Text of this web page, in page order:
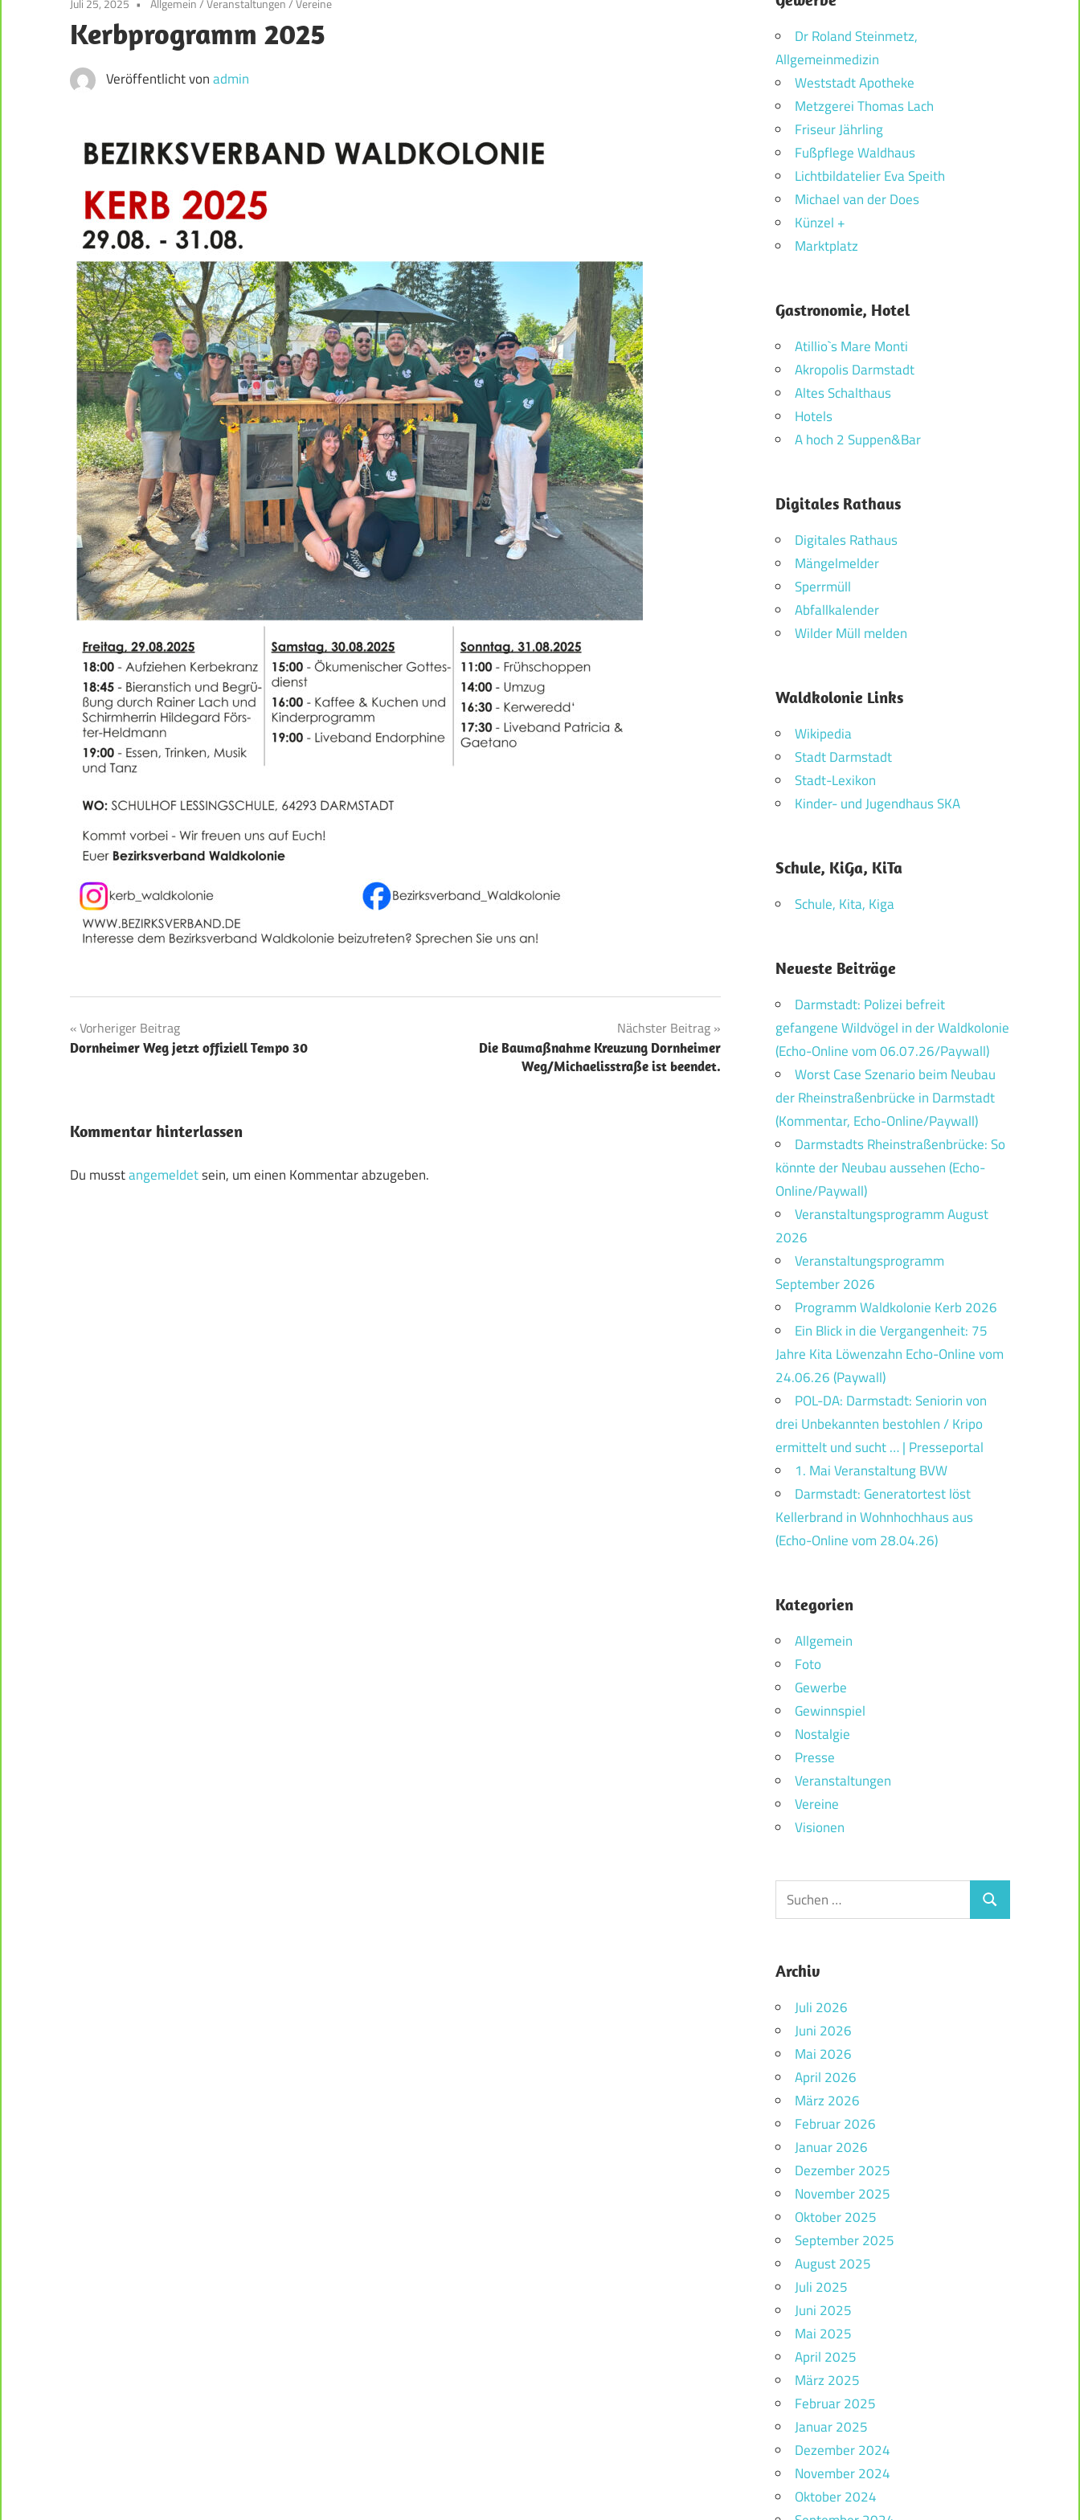
der
Weststadt
Darmstadt
Kerbprogramm 2025
Veröffentlicht vonadmin
Beitragsnavigation
Vorheriger Beitrag
Dornheimer Weg jetzt offiziell Tempo 30
Nächster Beitrag
Die Baumaßnahme Kreuzung Dornheimer
Weg/Michaelisstraße ist beendet.
Kommentar hinterlassen
Du musstangemeldetsein, um einen Kommentar abzugeben.
Dr Roland Steinmetz,
Allgemeinmedizin
Weststadt Apotheke
Metzgerei Thomas Lach
Friseur Jährling
Fußpflege Waldhaus
Lichtbildatelier Eva Speith
Michael van der Does
Künzel +
Marktplatz
Gastronomie, Hotel
Atillio`s Mare Monti
Akropolis Darmstadt
Altes Schalthaus
Hotels
A hoch 2 Suppen&Bar
Digitales Rathaus
Digitales Rathaus
Mängelmelder
Sperrmüll
Abfallkalender
Wilder Müll melden
Waldkolonie Links
Wikipedia
Stadt Darmstadt
Stadt-Lexikon
Kinder- und Jugendhaus SKA
Schule, KiGa, KiTa
Schule, Kita, Kiga
Neueste Beiträge
Darmstadt: Polizei befreit
gefangene Wildvögel in der Waldkolonie
(Echo-Online vom 06.07.26/Paywall)
Worst Case Szenario beim Neubau
der Rheinstraßenbrücke in Darmstadt
(Kommentar, Echo-Online/Paywall)
Darmstadts Rheinstraßenbrücke: So
könnte der Neubau aussehen (Echo-
Online/Paywall)
Veranstaltungsprogramm August
2026
Veranstaltungsprogramm
September 2026
Programm Waldkolonie Kerb 2026
Ein Blick in die Vergangenheit: 75
Jahre Kita Löwenzahn Echo-Online vom
24.06.26 (Paywall)
POL-DA: Darmstadt: Seniorin von
drei Unbekannten bestohlen / Kripo
ermittelt und sucht … | Presseportal
1. Mai Veranstaltung BVW
Darmstadt: Generatortest löst
Kellerbrand in Wohnhochhaus aus
(Echo-Online vom 28.04.26)
Kategorien
Allgemein
Foto
Gewerbe
Gewinnspiel
Nostalgie
Presse
Veranstaltungen
Vereine
Visionen
Archiv
Juli 2026
Juni 2026
Mai 2026
April 2026
März 2026
Februar 2026
Januar 2026
Dezember 2025
November 2025
Oktober 2025
September 2025
August 2025
Juli 2025
Juni 2025
Mai 2025
April 2025
März 2025
Februar 2025
Januar 2025
Dezember 2024
November 2024
Oktober 2024